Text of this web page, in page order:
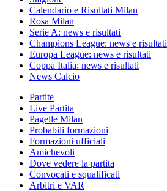
Calendario e Risultati Milan
Rosa Milan
Serie A: news e risultati
Champions League: news e risultati
Europa League: news e risultati
Coppa Italia: news e risultati
News Calcio
Partite
Live Partita
Pagelle Milan
Probabili formazioni
Formazioni ufficiali
Amichevoli
Dove vedere la partita
Convocati e squalificati
Arbitri e VAR